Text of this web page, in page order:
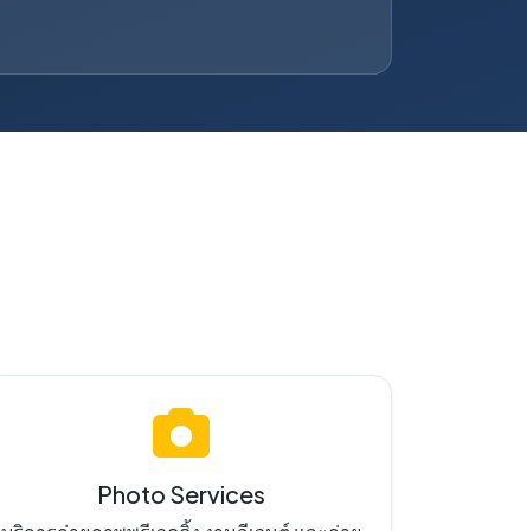
Photo Services